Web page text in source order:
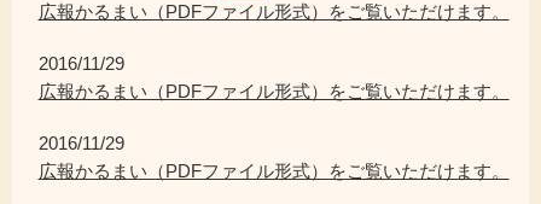
を
広報かるまい（PDFファイル形式）をご覧いただけます。
2016/11/29
広報かるまい（PDFファイル形式）をご覧いただけます。
2016/11/29
広報かるまい（PDFファイル形式）をご覧いただけます。